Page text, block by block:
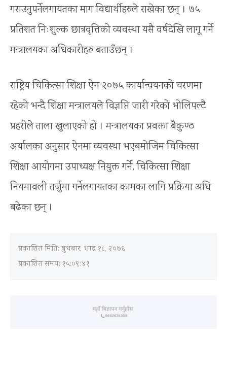
गराउनुपर्नेलगायतका माग विद्यार्थीहरुले राखेका छन् । ७५
प्रतिशत निःशुल्क छात्रवृत्तिको व्यवस्था यसै वर्षदेखि लागू गर्ने
मन्त्रालयका अधिकारीहरु बताउँछन् ।
राष्ट्रिय चिकित्सा शिक्षा ऐन २०७५ कार्यान्वयनको चरणमा
रहेको भन्दै शिक्षा मन्त्रालयले विज्ञप्ति जारी गरेको भोलिपल्टै
प्रहरीले ताला खुलाएको हो । मन्त्रालयका प्रवक्ता बैकुण्ठ
अर्यालका अनुसार ऐनमा व्यवस्था भएबमोजिम चिकित्सा
शिक्षा आयोगमा उपाध्यक्ष नियुक्त गर्ने, चिकित्सा शिक्षा
नियमावली तर्जुमा गर्नेलगायतका कामका लागि प्रक्रिया अघि
बढेका छन् ।
प्रकाशित मिति: बुधबार, भाद्र १८, २०७६
प्रकाशित समय: १५:०९:४१